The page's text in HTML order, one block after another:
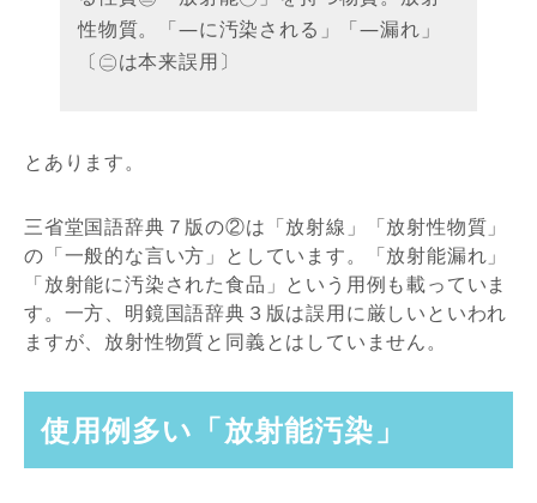
性物質。「―に汚染される」「―漏れ」
〔㊁は本来誤用〕
とあります。
三省堂国語辞典７版の②は「放射線」「放射性物質」
の「一般的な言い方」としています。「放射能漏れ」
「放射能に汚染された食品」という用例も載っていま
す。一方、明鏡国語辞典３版は誤用に厳しいといわれ
ますが、放射性物質と同義とはしていません。
使用例多い「放射能汚染」